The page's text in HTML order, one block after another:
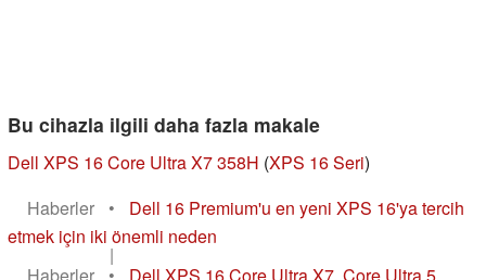
Bu cihazla ilgili daha fazla makale
Dell XPS 16 Core Ultra X7 358H (XPS 16 Seri)
Haberler
•
Dell 16 Premium'u en yeni XPS 16'ya tercih
etmek için iki önemli neden
|